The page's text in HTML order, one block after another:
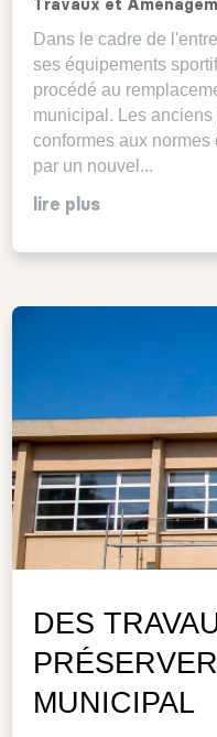
Travaux et
Dans le cadre de
ses équipements
procédé au
municipal. Les
conformes aux
par un nouvel...
lire plus
DES
MUNICIPAL